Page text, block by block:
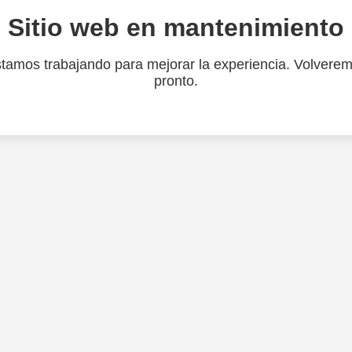
Sitio web en mantenimiento
trabajando para mejorar la experiencia.
pronto.